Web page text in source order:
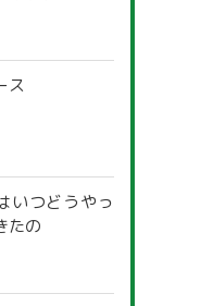
ス
いつどうやっ
たの